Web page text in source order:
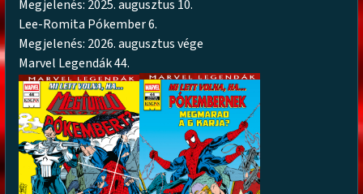
Megjelenés: 2025. augusztus 10.
Lee-Romita Pókember 6.
Megjelenés: 2026. augusztus vége
Marvel Legendák 44.